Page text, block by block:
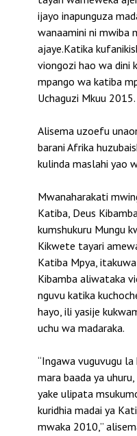
ijayo inapunguza
wanaamini ni mwiba
ajaye.Katika
viongozi hao wa dini
mpango wa katiba
Uchaguzi Mkuu 2015.
Alisema uzoefu
barani Afrika
kulinda maslahi yao
Mwanaharakati
Katiba, Deus
kumshukuru Mungu
Kikwete tayari
Katiba Mpya,
Kibamba aliwataka
nguvu katika
hayo, ili yasije
uchu wa madaraka.
“Ingawa vuguvugu
mara baada ya
yake ulipata
kuridhia madai ya
mwaka 2010,”